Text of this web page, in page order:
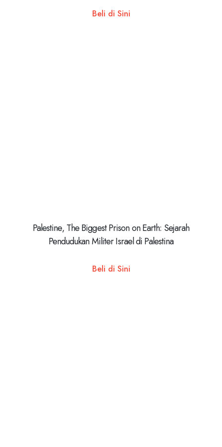
Beli di Sini
Palestine, The Biggest Prison on Earth: Sejarah
Pendudukan Militer Israel di Palestina
Beli di Sini